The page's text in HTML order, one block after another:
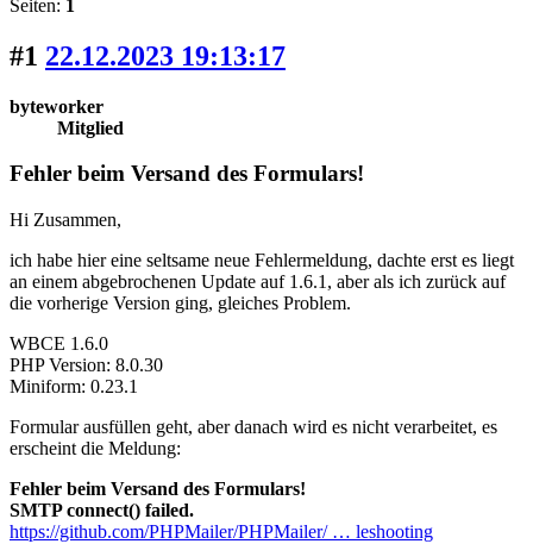
Seiten: 1
#1 22.12.2023 19:13:17
byteworker
Mitglied
Fehler beim Versand des Formulars!
Hi Zusammen,
ich habe hier eine seltsame neue Fehlermeldung, dachte erst es liegt
an einem abgebrochenen Update auf 1.6.1, aber als ich zurück auf
die vorherige Version ging, gleiches Problem.
WBCE 1.6.0
PHP Version: 8.0.30
Miniform: 0.23.1
Formular ausfüllen geht, aber danach wird es nicht verarbeitet, es
erscheint die Meldung:
Fehler beim Versand des Formulars!
SMTP connect() failed.
https://github.com/PHPMailer/PHPMailer/ … leshooting